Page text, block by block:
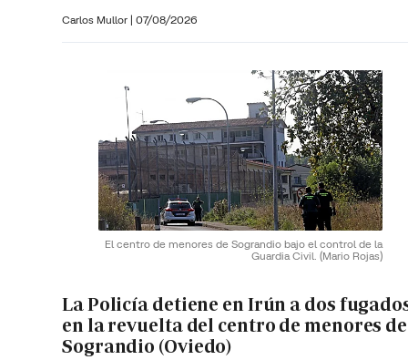
Carlos Mullor | 07/08/2026
El centro de menores de Sograndio bajo el control de la
Guardia Civil. (Mario Rojas)
La Policía detiene en Irún a dos
en la revuelta del centro de menores de
Sograndio (Oviedo)